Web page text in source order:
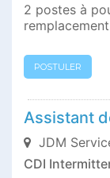
2 postes à
POSTULER
Assistant
JDM
CDI